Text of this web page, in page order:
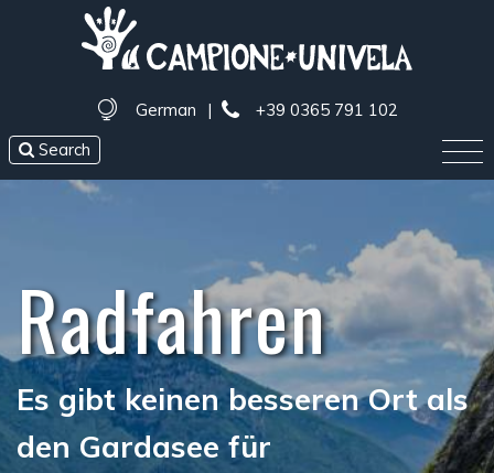
German |
+39 0365 791 102
Search
Radfahren
Es gibt keinen besseren Ort als
den Gardasee für